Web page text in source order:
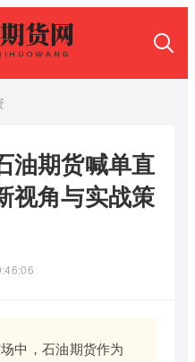
油期货喊单直
视角与实战策
中，石油期货作为